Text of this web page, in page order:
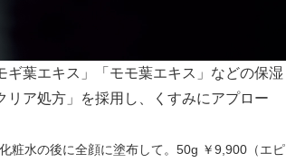
葉エキス」「モモ葉エキス」などの保湿
ア処方」を採用し、くすみにアプロー
粧水の後に全顔に塗布して。50g ￥9,900（エピ